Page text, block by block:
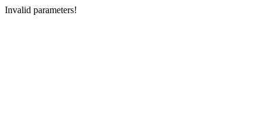
Invalid parameters!